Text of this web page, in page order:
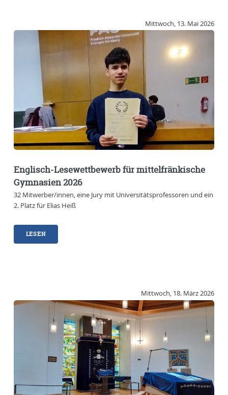
Mittwoch, 13. Mai 2026
Englisch-Lesewettbewerb für mittelfränkische
Gymnasien 2026
32 Mitwerber/innen, eine Jury mit Universitätsprofessoren und ein
2. Platz für Elias Heiß
LESEN
Mittwoch, 18. März 2026